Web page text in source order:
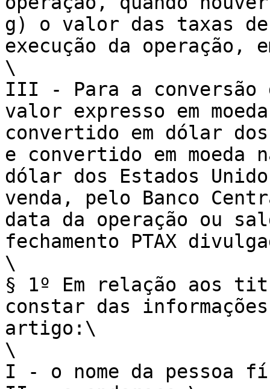
g) o valor das taxas
execução da operação,
\
III - Para a conversão
valor expresso em
convertido em dólar
e convertido em moeda
dólar dos Estados
venda, pelo Banco
data da operação ou
fechamento PTAX
\
§ 1º Em relação aos
constar das
artigo:\
\
I - o nome da pessoa